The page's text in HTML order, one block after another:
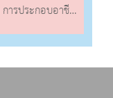
พของคนประจวบคีรีขันธ์